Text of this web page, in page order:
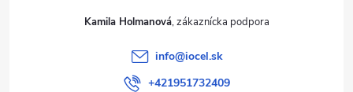
Kamila Holmanová
info@iocel.sk
+421951732409